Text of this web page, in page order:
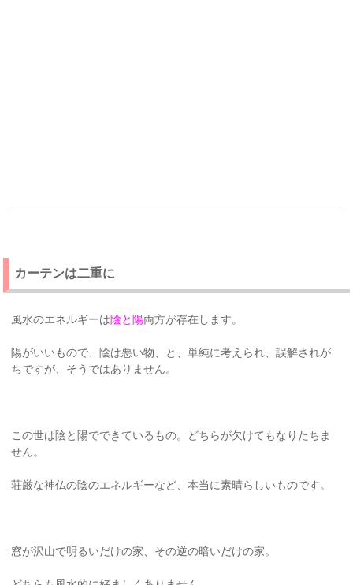
カーテンは二重に
風水のエネルギーは陰と陽両方が存在します。
陽がいいもので、陰は悪い物、と、単純に考えられ、誤解されが
ちですが、そうではありません。
この世は陰と陽でできているもの。どちらが欠けてもなりたちま
せん。
荘厳な神仏の陰のエネルギーなど、本当に素晴らしいものです。
窓が沢山で明るいだけの家、その逆の暗いだけの家。